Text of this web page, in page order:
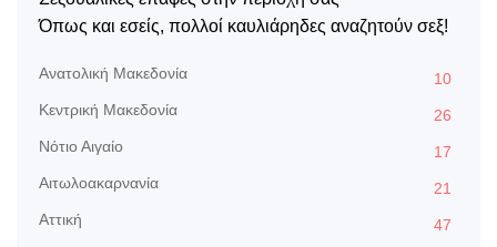
Όπως και εσείς, πολλοί καυλιάρηδες αναζητούν σεξ!
Aνατολική Μακεδονία
10
Kεντρική Μακεδονία
26
Nότιο Αιγαίο
17
Αιτωλοακαρνανία
21
Αττική
47